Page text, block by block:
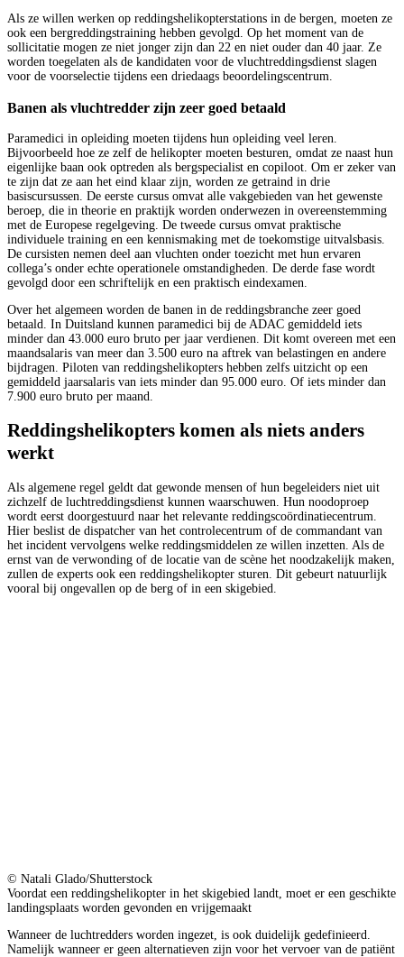
Als ze willen werken op reddingshelikopterstations in de bergen, moeten ze
ook een bergreddingstraining hebben gevolgd. Op het moment van de
sollicitatie mogen ze niet jonger zijn dan 22 en niet ouder dan 40 jaar. Ze
worden toegelaten als de kandidaten voor de vluchtreddingsdienst slagen
voor de voorselectie tijdens een driedaags beoordelingscentrum.
Banen als vluchtredder zijn zeer goed betaald
Paramedici in opleiding moeten tijdens hun opleiding veel leren.
Bijvoorbeeld hoe ze zelf de helikopter moeten besturen, omdat ze naast hun
eigenlijke baan ook optreden als bergspecialist en copiloot. Om er zeker van
te zijn dat ze aan het eind klaar zijn, worden ze getraind in drie
basiscursussen. De eerste cursus omvat alle vakgebieden van het gewenste
beroep, die in theorie en praktijk worden onderwezen in overeenstemming
met de Europese regelgeving. De tweede cursus omvat praktische
individuele training en een kennismaking met de toekomstige uitvalsbasis.
De cursisten nemen deel aan vluchten onder toezicht met hun ervaren
collega’s onder echte operationele omstandigheden. De derde fase wordt
gevolgd door een schriftelijk en een praktisch eindexamen.
Over het algemeen worden de banen in de reddingsbranche zeer goed
betaald. In Duitsland kunnen paramedici bij de ADAC gemiddeld iets
minder dan 43.000 euro bruto per jaar verdienen. Dit komt overeen met een
maandsalaris van meer dan 3.500 euro na aftrek van belastingen en andere
bijdragen. Piloten van reddingshelikopters hebben zelfs uitzicht op een
gemiddeld jaarsalaris van iets minder dan 95.000 euro. Of iets minder dan
7.900 euro bruto per maand.
Reddingshelikopters komen als niets anders
werkt
Als algemene regel geldt dat gewonde mensen of hun begeleiders niet uit
zichzelf de luchtreddingsdienst kunnen waarschuwen. Hun noodoproep
wordt eerst doorgestuurd naar het relevante reddingscoördinatiecentrum.
Hier beslist de dispatcher van het controlecentrum of de commandant van
het incident vervolgens welke reddingsmiddelen ze willen inzetten. Als de
ernst van de verwonding of de locatie van de scène het noodzakelijk maken,
zullen de experts ook een reddingshelikopter sturen. Dit gebeurt natuurlijk
vooral bij ongevallen op de berg of in een skigebied.
© Natali Glado/Shutterstock
Voordat een reddingshelikopter in het skigebied landt, moet er een geschikte
landingsplaats worden gevonden en vrijgemaakt
Wanneer de luchtredders worden ingezet, is ook duidelijk gedefinieerd.
Namelijk wanneer er geen alternatieven zijn voor het vervoer van de patiënt